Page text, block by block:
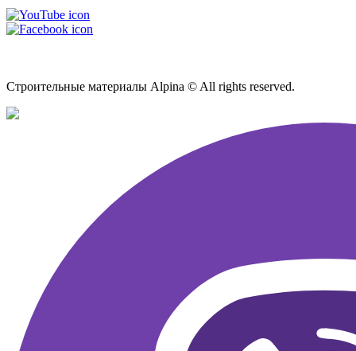
Строительные материалы Alpina © All rights reserved.